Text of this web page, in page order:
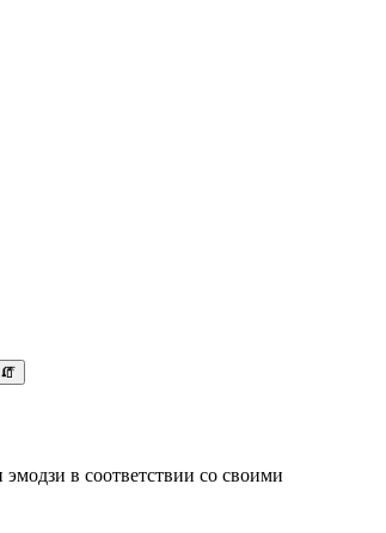
в соответствии со своими